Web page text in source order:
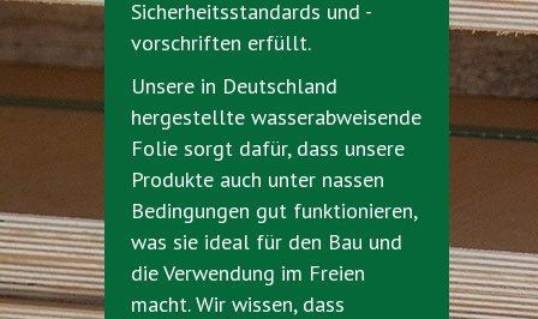
Sicherheitsstandards und -
vorschriften erfüllt.
Unsere in Deutschland
hergestellte wasserabweisende
Folie sorgt dafür, dass unsere
Produkte auch unter nassen
Bedingungen gut funktionieren,
was sie ideal für den Bau und
die Verwendung im Freien
macht. Wir wissen, dass